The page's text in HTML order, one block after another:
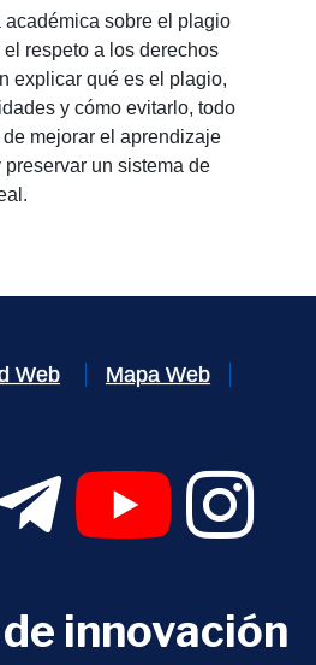
académica sobre el plagio
respeto a los derechos
explicar qué es el plagio,
y cómo evitarlo, todo
mejorar el aprendizaje
un sistema de
Web Mapa Web
UVa (se abrirá en una nueva
Digital UVa (se abrirá en una
Telegram Digital UVa (se
YouTube Digital
innovación